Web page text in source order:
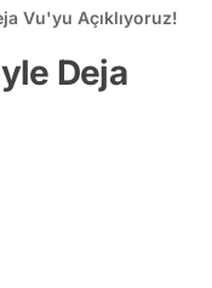
Vu'yu Açıklıyoruz!
Deja